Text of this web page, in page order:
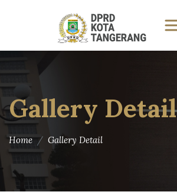
Gallery Detail
Home Gallery Detail